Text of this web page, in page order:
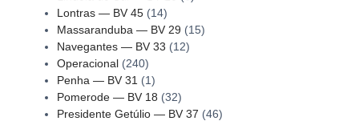
Lontras — BV 45(14)
Massaranduba — BV 29 (15)
Navegantes — BV 33 (12)
Operacional(240)
Penha — BV 31 (1)
Pomerode — BV 18 (32)
Presidente Getúlio — BV 37 (46)